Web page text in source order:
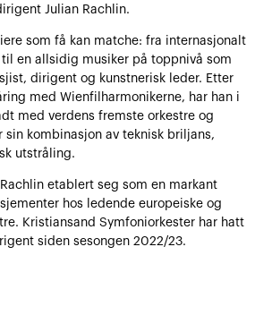
Julian Rachlin.
som få kan matche: fra internasjonalt
en allsidig musiker på toppnivå som
dirigent og kunstnerisk leder. Etter
med Wienfilharmonikerne, har han i
med verdens fremste orkestre og
sin kombinasjon av teknisk briljans,
utstråling.
etablert seg som en markant
hos ledende europeiske og
Kristiansand Symfoniorkester har hatt
siden sesongen 2022/23.